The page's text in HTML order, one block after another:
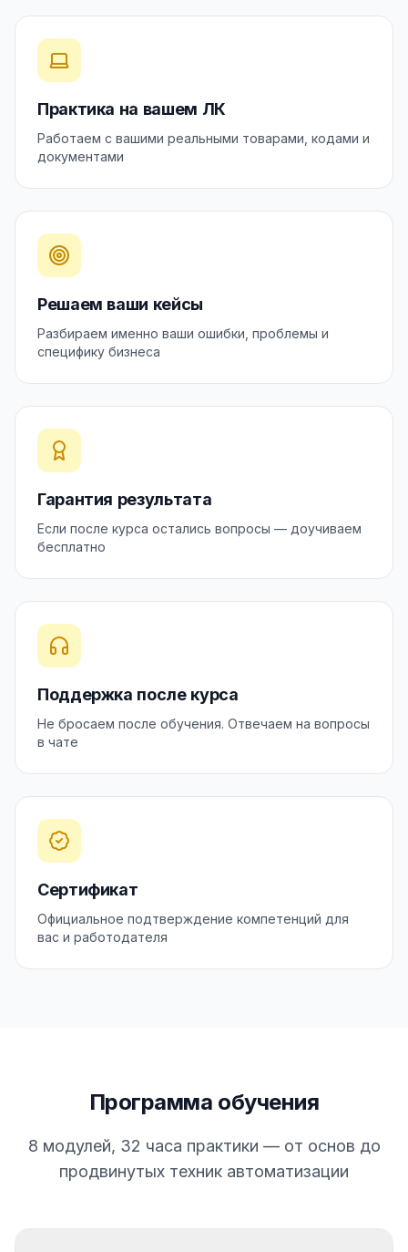
Практика на вашем ЛК
Работаем с вашими реальными товарами, кодами и
документами
Решаем ваши кейсы
Разбираем именно ваши ошибки, проблемы и
специфику бизнеса
Гарантия результата
Если после курса остались вопросы — доучиваем
бесплатно
Поддержка после курса
Не бросаем после обучения. Отвечаем на вопросы
в чате
Сертификат
Официальное подтверждение компетенций для
вас и работодателя
Программа обучения
8 модулей, 32 часа практики — от основ до
продвинутых техник автоматизации